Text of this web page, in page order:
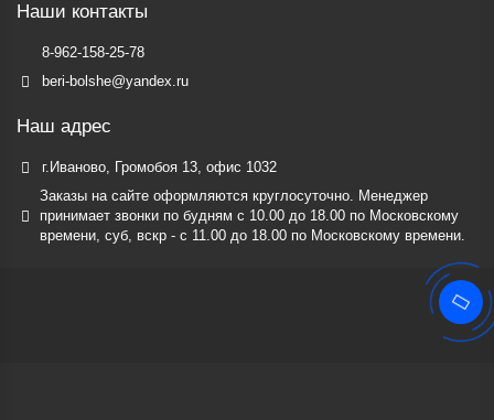
Наши контакты
8-962-158-25-78
beri-bolshe@yandex.ru
Наш адрес
г.Иваново, Громобоя 13, офис 1032
Заказы на сайте оформляются круглосуточно. Менеджер
принимает звонки по будням c 10.00 до 18.00 по Московскому
времени, суб, вскр - с 11.00 до 18.00 по Московскому времени.